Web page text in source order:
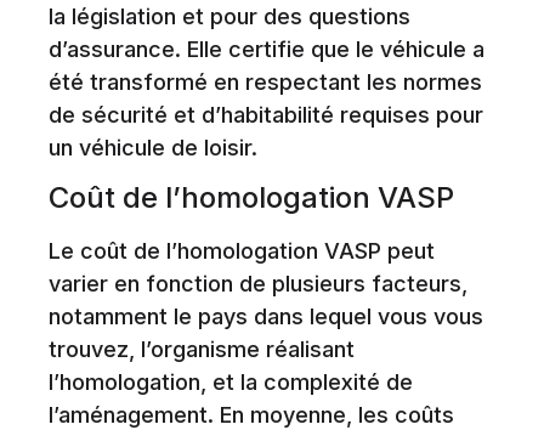
la législation et pour des questions
d’assurance. Elle certifie que le véhicule a
été transformé en respectant les normes
de sécurité et d’habitabilité requises pour
un véhicule de loisir.
Coût de l’homologation VASP
Le coût de l’homologation VASP peut
varier en fonction de plusieurs facteurs,
notamment le pays dans lequel vous vous
trouvez, l’organisme réalisant
l’homologation, et la complexité de
l’aménagement. En moyenne, les coûts